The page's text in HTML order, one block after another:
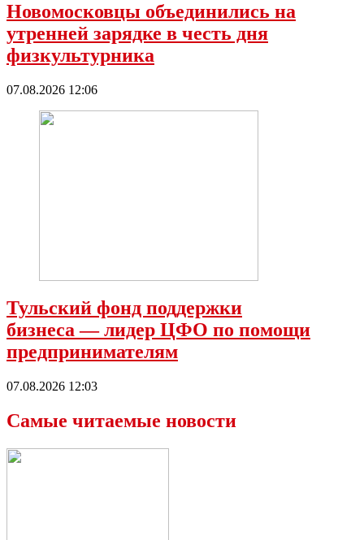
Новомосковцы объединились на
утренней зарядке в честь дня
физкультурника
07.08.2026 12:06
Тульский фонд поддержки
бизнеса — лидер ЦФО по помощи
предпринимателям
07.08.2026 12:03
Самые читаемые новости